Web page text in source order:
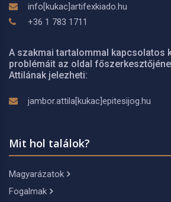
info[kukac]artifexkiado.hu
+36 1 783 1711
A szakmai tartalommal kapcsolatos
problémáit az oldal
Attilának jelezheti:
jambor.attila[kukac]epitesijog.hu
Mit hol találok?
Magyarázatok
Fogalmak